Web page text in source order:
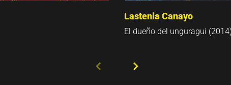
Lastenia Canayo
El dueño del unguragui